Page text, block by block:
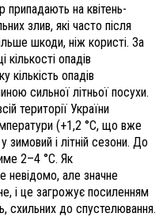
припадають на квітень-
злив, які часто після
шкоди, ніж користі. За
опадів
кількість опадів
сильної літньої посухи.
території України
(+1,2 °С, що вже
зимовий і літній сезони. До
2–4 °С. Як
невідомо, але значне
і це загрожує посиленням
схильних до спустелювання.